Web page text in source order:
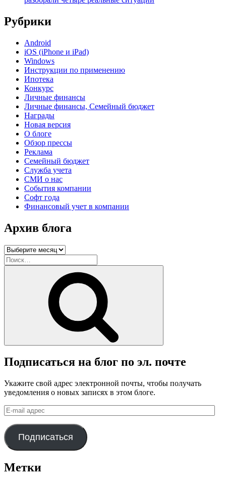
Рубрики
Android
iOS (iPhone и iPad)
Windows
Инструкции по применению
Ипотека
Конкурс
Личные финансы
Личные финансы, Семейный бюджет
Награды
Новая версия
О блоге
Обзор прессы
Реклама
Семейный бюджет
Служба учета
СМИ о нас
События компании
Софт года
Финансовый учет в компании
Архив блога
Архив
блога
Искать:
Подписаться на блог по эл. почте
Укажите свой адрес электронной почты, чтобы получать
уведомления о новых записях в этом блоге.
E-
mail
адрес
Подписаться
Метки